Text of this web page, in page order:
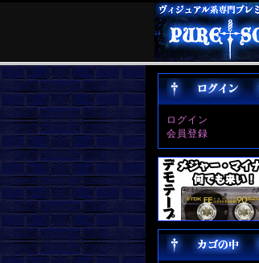
ログイン
会員登録